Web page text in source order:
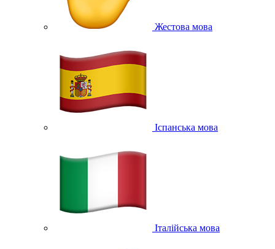
Жестова мова
Іспанська мова
Італійська мова